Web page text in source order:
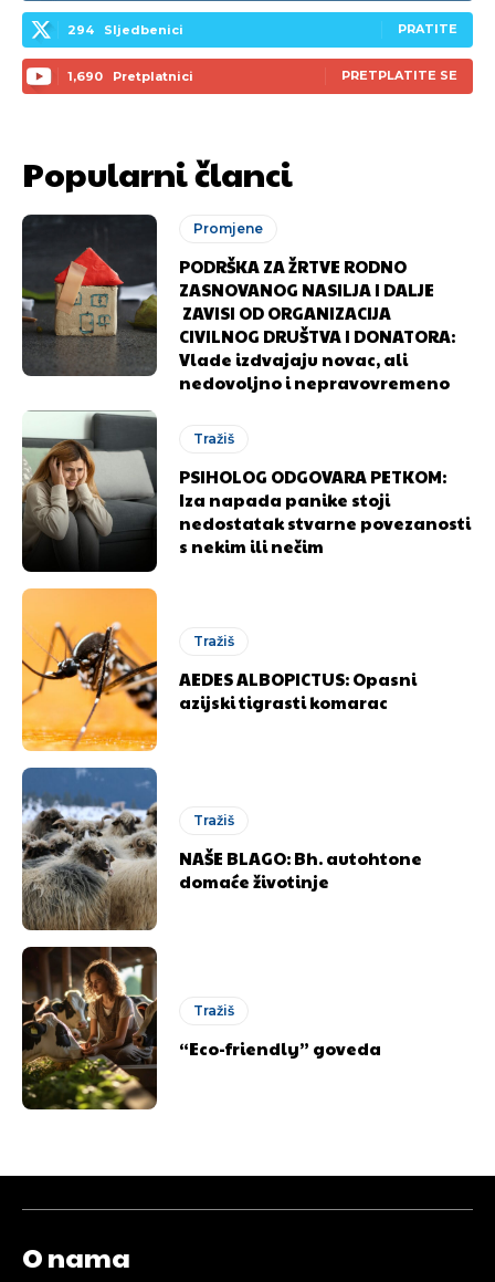
Pusti priču da živi!
Ovim putem želimo da vam se zahvalimo što ste
odlučili da pustite Vašu priču da živi, Redakcija
Objavi.ba
[wpuf_form id=”7463”]
Pusti priču da živi!
Ovim putem želimo da vam se zahvalimo što ste
odlučili da pustite Vašu priču da živi, Redakcija
Objavi.ba
[wpuf_form id=”7463”]
294 Sljedbenici PRATITE
1,690 Pretplatnici PRETPLATITE SE
Popularni članci
Promjene
PODRŠKA ZA ŽRTVE RODNO
ZASNOVANOG NASILJA I DALJE
ZAVISI OD ORGANIZACIJA
CIVILNOG DRUŠTVA I DONATORA:
Vlade izdvajaju novac, ali
nedovoljno i nepravovremeno
Tražiš
PSIHOLOG ODGOVARA PETKOM:
Iza napada panike stoji
nedostatak stvarne povezanosti
s nekim ili nečim
Tražiš
AEDES ALBOPICTUS: Opasni
azijski tigrasti komarac
Tražiš
NAŠE BLAGO: Bh. autohtone
domaće životinje
Tražiš
“Eco-friendly” goveda
O nama